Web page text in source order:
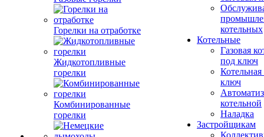
Горелки на отработке
Жидкотопливные
горелки
Комбинированные
горелки
котельных
Котельные
Газовая
под ключ
ключ
котельной
Наладка
Застройщикам